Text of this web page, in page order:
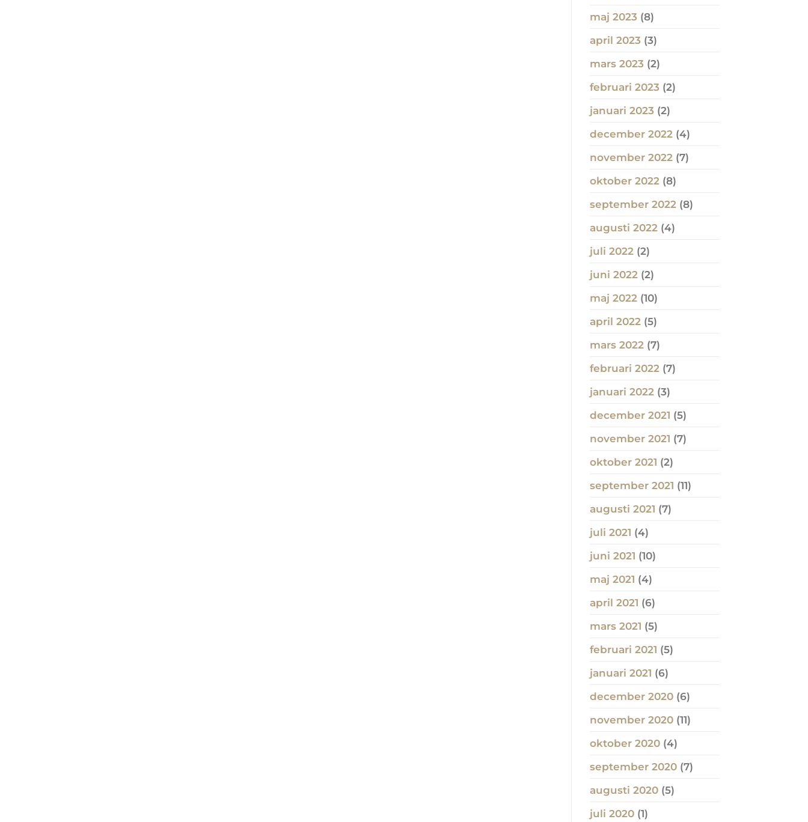
maj 2023 (8)
april 2023 (3)
mars 2023 (2)
februari 2023 (2)
januari 2023 (2)
december 2022(4)
november 2022(7)
oktober 2022(8)
september 2022(8)
augusti 2022(4)
juli 2022(2)
juni 2022(2)
maj 2022(10)
april 2022(5)
mars 2022(7)
februari 2022(7)
januari 2022(3)
december 2021 (5)
november 2021 (7)
oktober 2021 (2)
september 2021 (11)
augusti 2021 (7)
juli 2021 (4)
juni 2021 (10)
maj 2021 (4)
april 2021 (6)
mars 2021 (5)
februari 2021 (5)
januari 2021 (6)
december 2020(6)
november 2020(11)
oktober 2020(4)
september 2020(7)
augusti 2020(5)
juli 2020(1)